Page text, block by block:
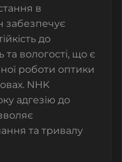
в
забезпечує
до
вологості, що є
роботи оптики
NHK
адгезію до
та тривалу